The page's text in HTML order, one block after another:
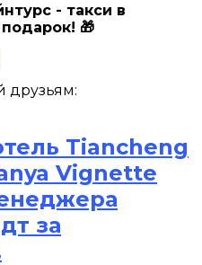
- такси в
🎁
друзьям:
Tiancheng
Vignette
за